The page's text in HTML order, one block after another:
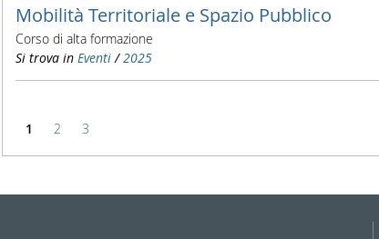
Mobilità Territoriale e Spazio Pubblico
Corso di alta formazione
Si trova in Eventi /2025
1 2 3